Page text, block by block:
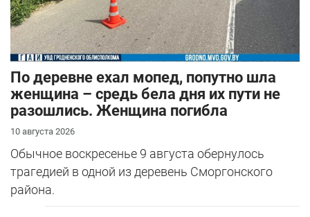
По деревне ехал мопед, попутно шла
женщина – средь бела дня их пути не
разошлись. Женщина погибла
10 августа 2026
Обычное воскресенье 9 августа обернулось
трагедией в одной из деревень Сморгонского
района.